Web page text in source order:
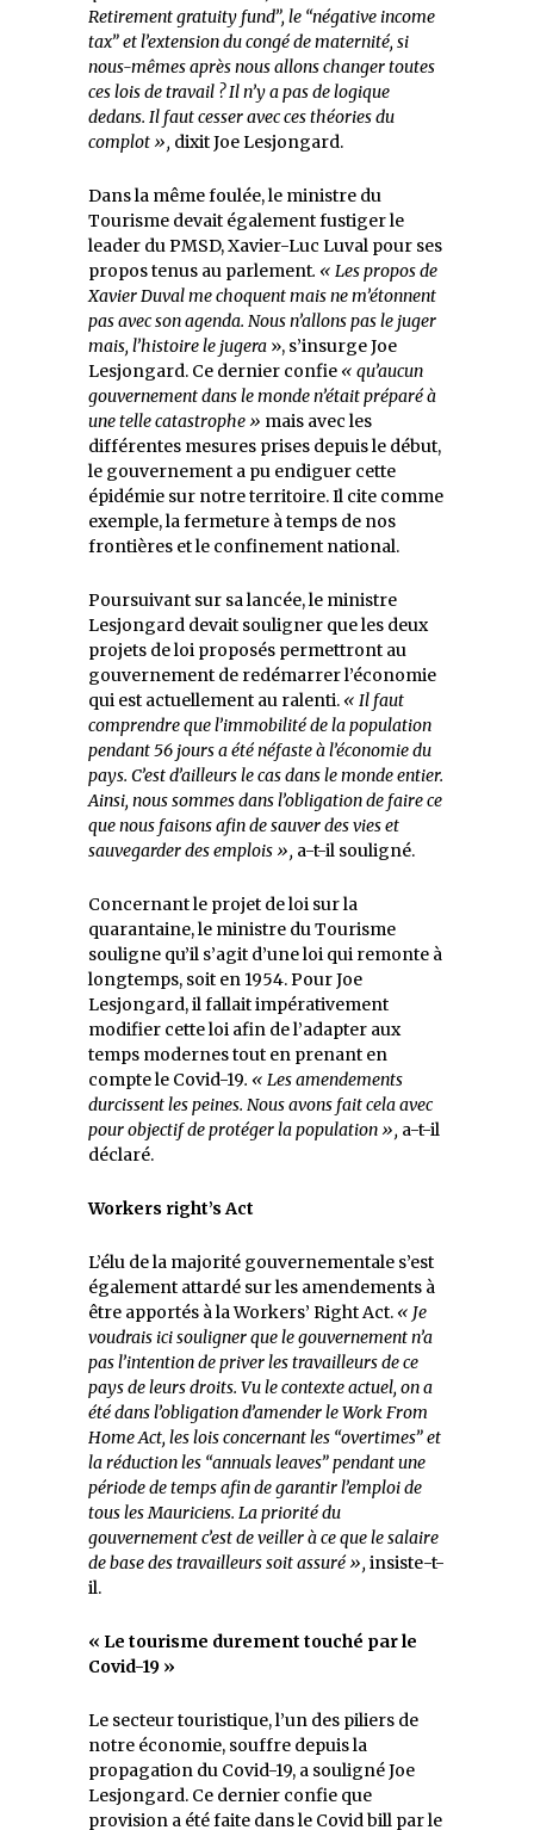
Retirement gratuity fund”, le “négative income
tax” et l’extension du congé de maternité, si
nous-mêmes après nous allons changer toutes
ces lois de travail ? Il n’y a pas de logique
dedans. Il faut cesser avec ces théories du
complot », dixit Joe Lesjongard.
Dans la même foulée, le ministre du
Tourisme devait également fustiger le
leader du PMSD, Xavier-Luc Luval pour ses
propos tenus au parlement. « Les propos de
Xavier Duval me choquent mais ne m’étonnent
pas avec son agenda. Nous n’allons pas le juger
mais, l’histoire le jugera », s’insurge Joe
Lesjongard. Ce dernier confie « qu’aucun
gouvernement dans le monde n’était préparé à
une telle catastrophe » mais avec les
différentes mesures prises depuis le début,
le gouvernement a pu endiguer cette
épidémie sur notre territoire. Il cite comme
exemple, la fermeture à temps de nos
frontières et le confinement national.
Poursuivant sur sa lancée, le ministre
Lesjongard devait souligner que les deux
projets de loi proposés permettront au
gouvernement de redémarrer l’économie
qui est actuellement au ralenti. « Il faut
comprendre que l’immobilité de la population
pendant 56 jours a été néfaste à l’économie du
pays. C’est d’ailleurs le cas dans le monde entier.
Ainsi, nous sommes dans l’obligation de faire ce
que nous faisons afin de sauver des vies et
sauvegarder des emplois », a-t-il souligné.
Concernant le projet de loi sur la
quarantaine, le ministre du Tourisme
souligne qu’il s’agit d’une loi qui remonte à
longtemps, soit en 1954. Pour Joe
Lesjongard, il fallait impérativement
modifier cette loi afin de l’adapter aux
temps modernes tout en prenant en
compte le Covid-19. « Les amendements
durcissent les peines. Nous avons fait cela avec
pour objectif de protéger la population », a-t-il
déclaré.
Workers right’s Act
L’élu de la majorité gouvernementale s’est
également attardé sur les amendements à
être apportés à la Workers’ Right Act. « Je
voudrais ici souligner que le gouvernement n’a
pas l’intention de priver les travailleurs de ce
pays de leurs droits. Vu le contexte actuel, on a
été dans l’obligation d’amender le Work From
Home Act, les lois concernant les “overtimes” et
la réduction les “annuals leaves” pendant une
période de temps afin de garantir l’emploi de
tous les Mauriciens. La priorité du
gouvernement c’est de veiller à ce que le salaire
de base des travailleurs soit assuré », insiste-t-
il.
« Le tourisme durement touché par le
Covid-19 »
Le secteur touristique, l’un des piliers de
notre économie, souffre depuis la
propagation du Covid-19, a souligné Joe
Lesjongard. Ce dernier confie que
provision a été faite dans le Covid bill par le